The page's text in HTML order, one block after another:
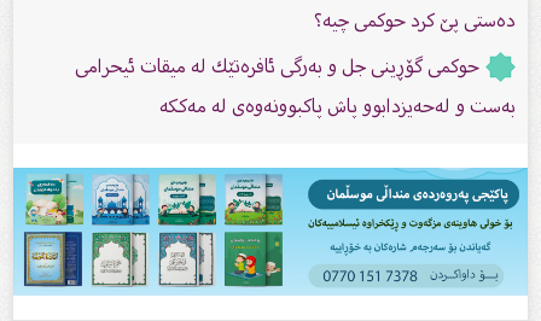
دەستی پێ كرد حوكمی چیە؟
حوکمی گۆڕینی جل و بەرگی ئافرەتێك لە میقات ئیحرامى
بەست و لەحەیزدابوو پاش پاکبوونەوەی لە مەككە